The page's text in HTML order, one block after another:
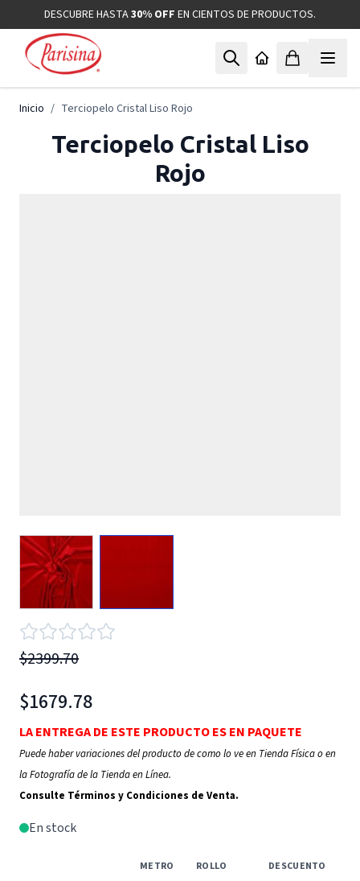
Ir al contenidoDESCUBRE HASTA30% OFF EN CIENTOS DE PRODUCTOS.
Inicio / Terciopelo Cristal Liso Rojo
Terciopelo Cristal Liso
Rojo
View larger image
$2399.70
$1679.78
LA ENTREGA DE ESTE PRODUCTO ES EN PAQUETE
Puede haber variaciones del producto de como lo ve en Tienda Física o en
la Fotografía de la Tienda en Línea.
Consulte Términos y Condiciones de Venta.
En stock
METRO ROLLO DESCUENTO